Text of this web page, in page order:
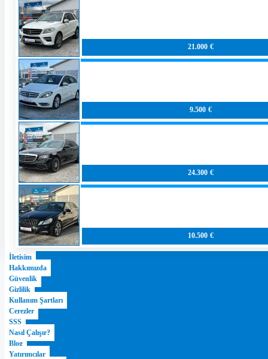
21.000 €
9.500 €
24.300 €
10.500 €
İletişim
Hakkımızda
Güvenlik
Gizlilik
Kullanım Şartları
Çerezler
SSS
Nasıl Çalışır?
Blog
Yatırımcılar